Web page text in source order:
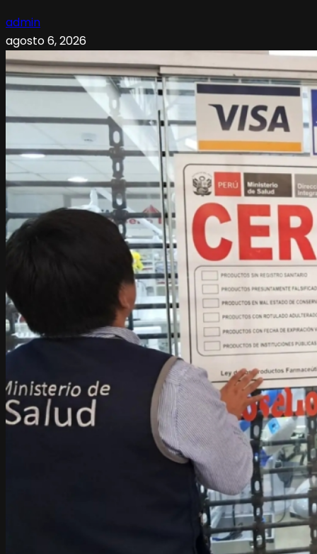
admin
agosto 6, 2026